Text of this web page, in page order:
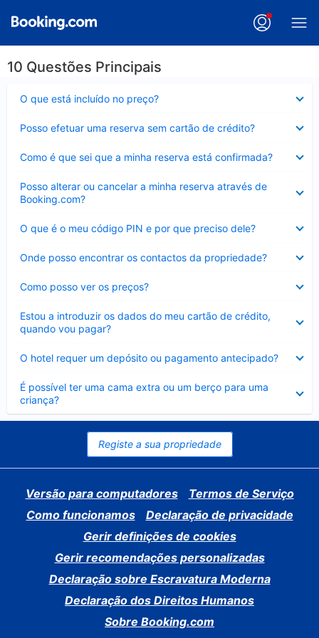
10 Questões Principais
O que está incluído no preço?
fechado
Posso efetuar uma reserva sem cartão de crédito?
fechado
Como é que sei que a minha reserva está confirmada?
fechado
Posso alterar ou cancelar a minha reserva através de
Booking.com?
fechado
O que é o meu código PIN e por que preciso dele?
fechado
Onde posso encontrar os contactos da propriedade?
fechado
Como posso ver os preços?
fechado
Estou a introduzir os dados do meu cartão de crédito,
quando vou pagar?
fechado
O hotel requer um depósito ou pagamento antecipado?
fechado
É possível ter uma cama extra ou um berço para uma
criança?
Elemento
fechado
Registe a sua propriedade
Versão para computadores
Termos de Serviço
Como funcionamos
Declaração de privacidade
Gerir definições de cookies
Gerir recomendações personalizadas
Declaração sobre Escravatura Moderna
Declaração dos Direitos Humanos
Sobre Booking.com